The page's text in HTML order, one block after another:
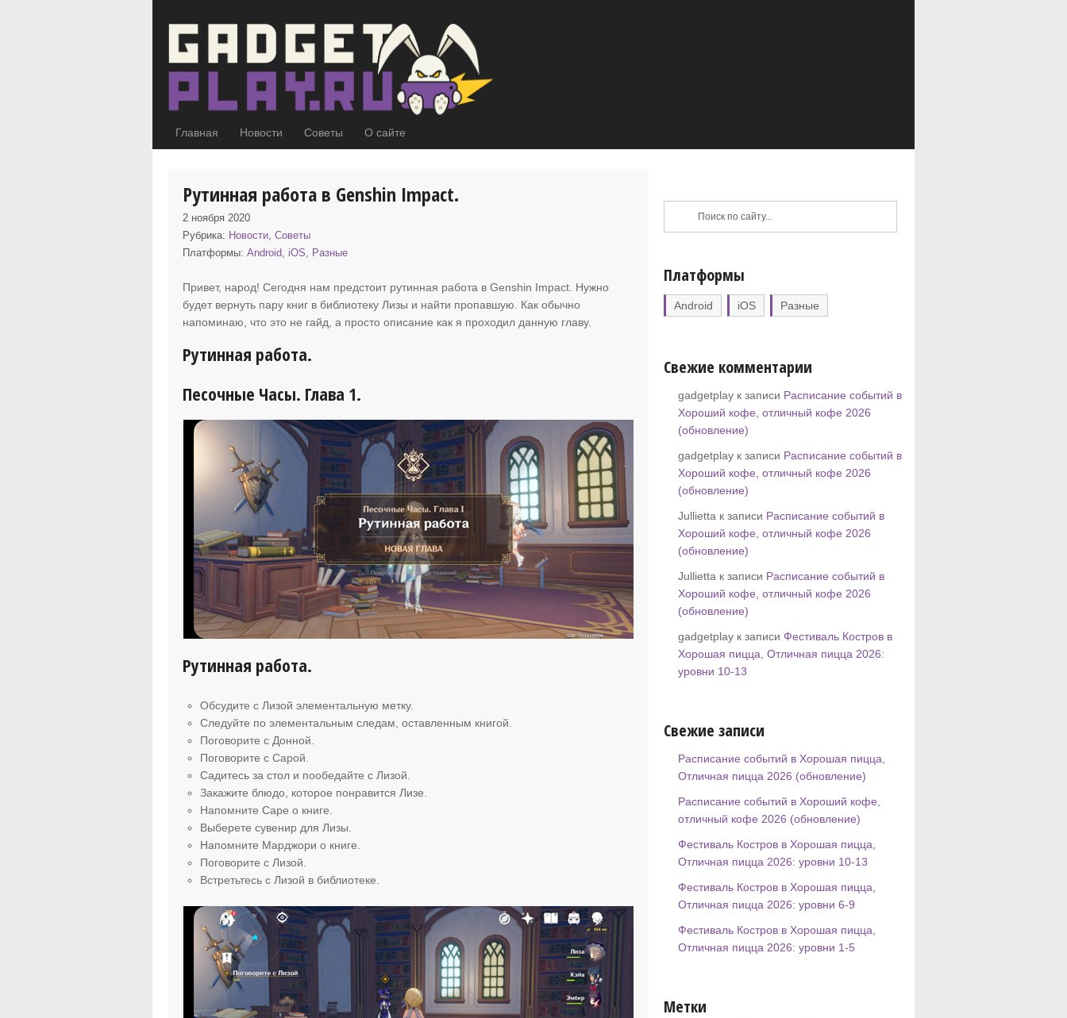
Главная Новости Советы О сайте
Рутинная работа в Genshin Impact.
2 ноября 2020
Рубрика: Новости,Советы
Платформы:Android, iOS, Разные
Привет, народ! Сегодня нам предстоит рутинная работа в Genshin Impact. Нужно
будет вернуть пару книг в библиотеку Лизы и найти пропавшую. Как обычно
напоминаю, что это не гайд, а просто описание как я проходил данную главу.
Рутинная работа.
Песочные Часы. Глава 1.
Рутинная работа.
Обсудите с Лизой элементальную метку.
Следуйте по элементальным следам, оставленным книгой.
Поговорите с Донной.
Поговорите с Сарой.
Садитесь за стол и пообедайте с Лизой.
Закажите блюдо, которое понравится Лизе.
Напомните Саре о книге.
Выберете сувенир для Лизы.
Напомните Марджори о книге.
Поговорите с Лизой.
Встретьтесь с Лизой в библиотеке.
Платформы
Android iOS Разные
Свежие комментарии
gadgetplay к записи Расписание событий в
Хороший кофе, отличный кофе 2026
(обновление)
gadgetplay к записи Расписание событий в
Хороший кофе, отличный кофе 2026
(обновление)
Jullietta к записи Расписание событий в
Хороший кофе, отличный кофе 2026
(обновление)
Jullietta к записи Расписание событий в
Хороший кофе, отличный кофе 2026
(обновление)
gadgetplay к записи Фестиваль Костров в
Хорошая пицца, Отличная пицца 2026:
уровни 10-13
Свежие записи
Расписание событий в Хорошая пицца,
Отличная пицца 2026 (обновление)
Расписание событий в Хороший кофе,
отличный кофе 2026 (обновление)
Фестиваль Костров в Хорошая пицца,
Отличная пицца 2026: уровни 10-13
Фестиваль Костров в Хорошая пицца,
Отличная пицца 2026: уровни 6-9
Фестиваль Костров в Хорошая пицца,
Отличная пицца 2026: уровни 1-5
Метки